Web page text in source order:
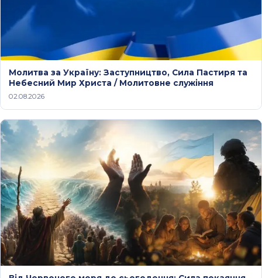
Молитва за Україну: Заступництво, Сила Пастиря та
Небесний Мир Христа / Молитовне служіння
02.08.2026